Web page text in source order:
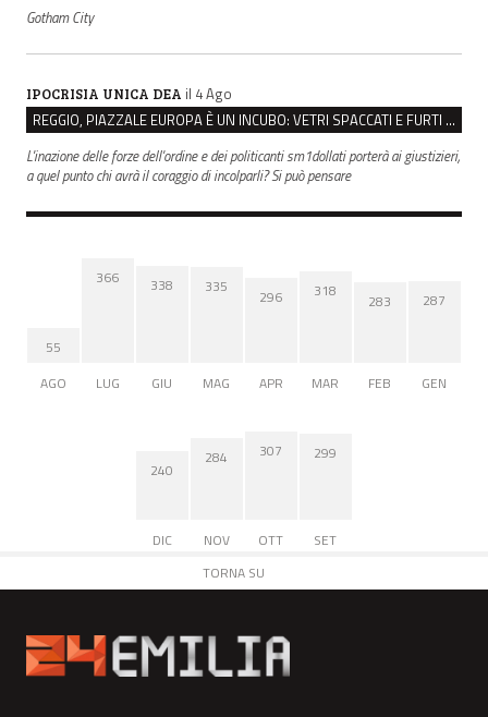
Gotham City
IPOCRISIA UNICA DEA il 4 Ago
REGGIO, PIAZZALE EUROPA È UN INCUBO: VETRI SPACCATI E FURTI SULLE AUTO IN SOSTA
L'inazione delle forze dell'ordine e dei politicanti sm1dollati porterà ai giustizieri,
a quel punto chi avrà il coraggio di incolparli? Si può pensare
55
AGO
366
LUG
338
GIU
335
MAG
296
APR
318
MAR
283
FEB
287
GEN
240
DIC
284
NOV
307
OTT
299
SET
TORNA SU